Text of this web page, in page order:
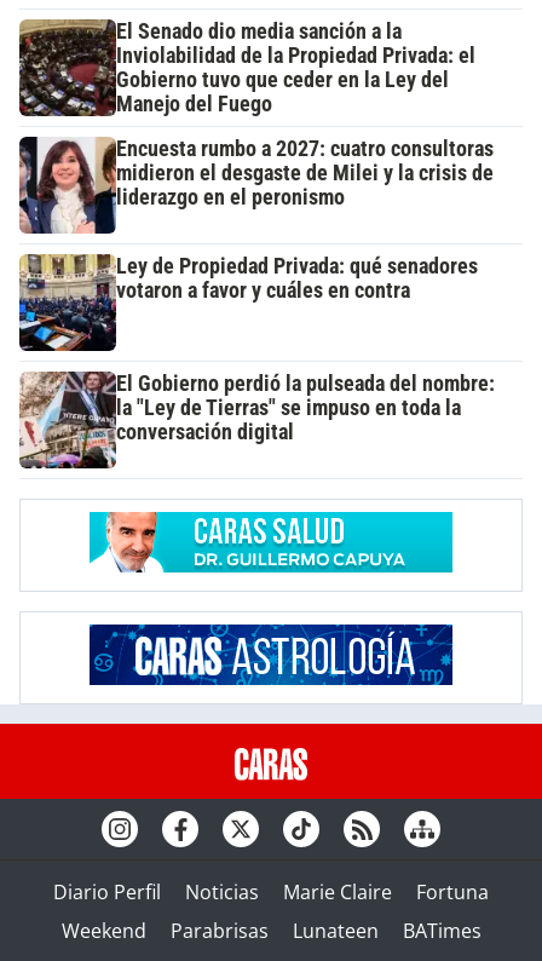
El Senado dio media sanción a la
Inviolabilidad de la Propiedad Privada: el
Gobierno tuvo que ceder en la Ley del
Manejo del Fuego
Encuesta rumbo a 2027: cuatro consultoras
midieron el desgaste de Milei y la crisis de
liderazgo en el peronismo
Ley de Propiedad Privada: qué senadores
votaron a favor y cuáles en contra
El Gobierno perdió la pulseada del nombre:
la "Ley de Tierras" se impuso en toda la
conversación digital
Diario Perfil Noticias Marie Claire
Fortuna
Weekend
Parabrisas Lunateen BATimes